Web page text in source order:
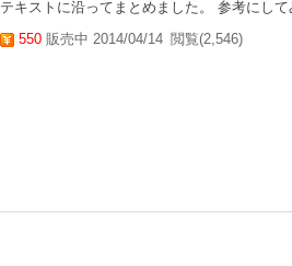
テキストに沿ってまとめました。 参考にし
550 販売中 2014/04/14 閲覧(2,546)